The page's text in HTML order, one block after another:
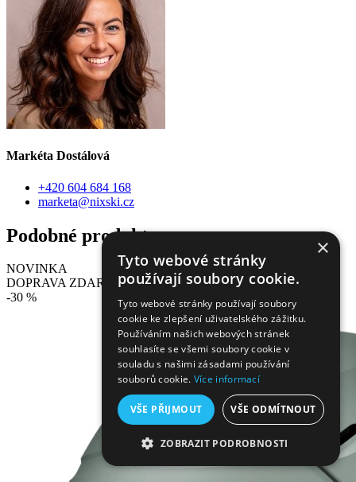
Markéta Dostálová
+420 604 684 168
marketa@nixski.cz
Podobné produkty
NOVINKA
DOPRAVA ZDARMA
-30 %
×
Tyto webové stránky
používají soubory cookie.
Tyto webové stránky používají soubory
cookie ke zlepšení uživatelského zážitku.
Používáním našich webových stránek
souhlasíte se všemi soubory cookie v
souladu s našimi zásadami používání
souborů cookie. Více informací
VŠE PŘIJMOUT VŠE ODMÍTNOUT
ZOBRAZIT PODROBNOSTI
NEZBYTNĚ NUTNÉ SOUBORY